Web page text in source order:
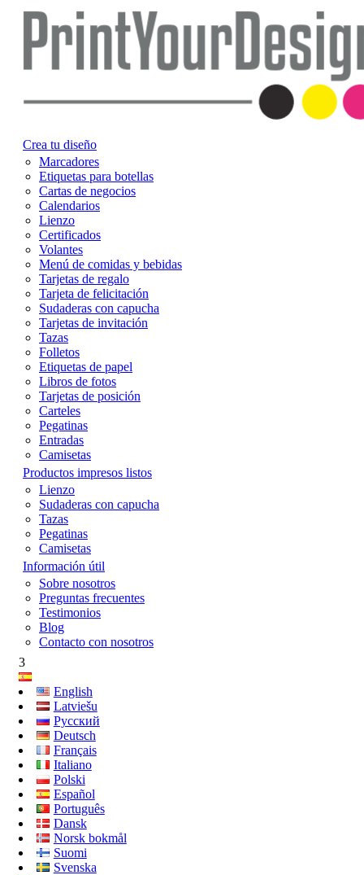
Crea tu diseño
Marcadores
Etiquetas para botellas
Cartas de negocios
Calendarios
Lienzo
Certificados
Volantes
Menú de comidas y bebidas
Tarjetas de regalo
Tarjeta de felicitación
Sudaderas con capucha
Tarjetas de invitación
Tazas
Folletos
Etiquetas de papel
Libros de fotos
Tarjetas de posición
Carteles
Pegatinas
Entradas
Camisetas
Productos impresos listos
Lienzo
Sudaderas con capucha
Tazas
Pegatinas
Camisetas
Información útil
Sobre nosotros
Preguntas frecuentes
Testimonios
Blog
Contacto con nosotros
3
English
Latviešu
Русский
Deutsch
Français
Italiano
Polski
Español
Português
Dansk
Norsk bokmål
Suomi
Svenska